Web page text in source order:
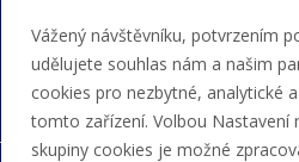
Akceptujeme platby kartou,
bankovním převodem a
Vážený návštěvníku, potvrzením
udělujete souhlas nám a našim
cookies pro nezbytné, analytické
tomto zařízení. Volbou Nastavení
skupiny cookies je možné